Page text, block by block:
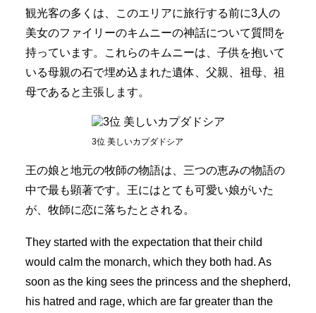
観光客の多くは、このエリアに旅行する前に3人の
美女のファイリーのキムニーの神話について質問を
持っています。これらのキムニーは、子供を抱いて
いる母親の石で埋め込まれた遺体、父親、祖母、祖
母であると主張します。
3位 美しいカプダドシア
王の娘と地元の牧師の物語は、三つの恵みの物語の
中で最も顕著です。王にはとても可愛い娘がいた
が、牧師に恋に落ちたとされる。
They started with the expectation that their child
would calm the monarch, which they both had. As
soon as the king sees the princess and the shepherd,
his hatred and rage, which are far greater than the